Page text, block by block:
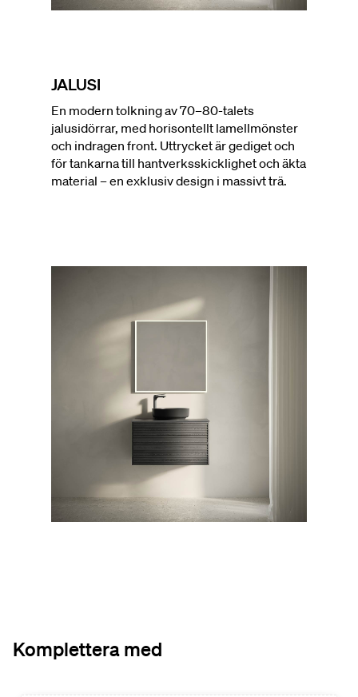
JALUSI
En modern tolkning av 70–80-talets
jalusidörrar, med horisontellt lamellmönster
och indragen front. Uttrycket är gediget och
för tankarna till hantverksskicklighet och äkta
material – en exklusiv design i massivt trä.
Komplettera med